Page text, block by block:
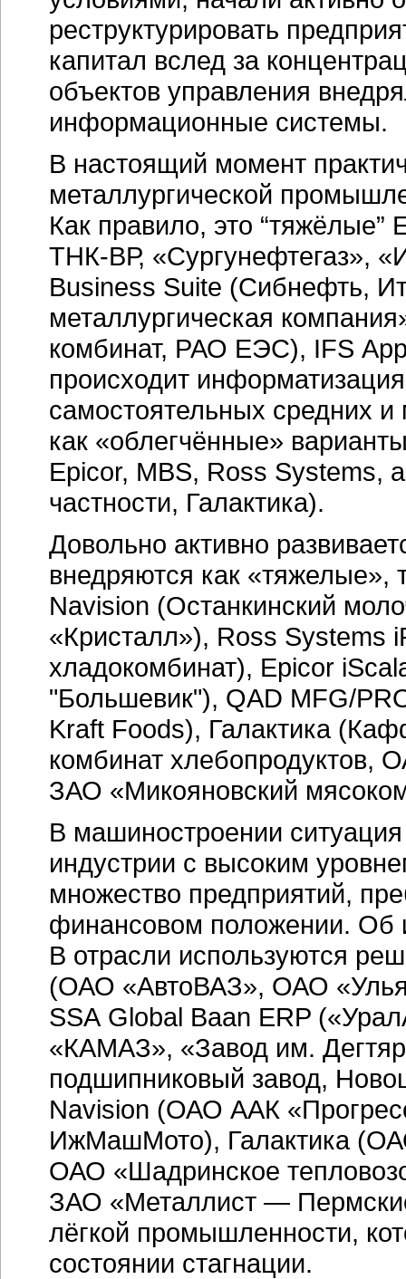
реструктурировать
капитал вслед за
объектов управления
информационные системы.
В настоящий момент
металлургической
Как правило, это
ТНК-ВР, «Сургунефтегаз»,
Business Suite (Сибнефть,
металлургическая
комбинат, РАО ЕЭС), IFS
происходит
самостоятельных средних
как «облегчённые»
Epicor, MBS, Ross Systems,
частности, Галактика).
Довольно активно
внедряются как «тяжелые»,
Navision (Останкинский
«Кристалл»), Ross Systems
хладокомбинат), Epicor
"Большевик"), QAD MFG/
Kraft Foods), Галактика
комбинат хлебопродуктов,
ЗАО «Микояновский
В машиностроении
индустрии с высоким
множество предприятий,
финансовом положении. Об
В отрасли используются
(ОАО «АвтоВАЗ», ОАО
SSA Global Baan ERP
«КАМАЗ», «Завод им.
подшипниковый завод,
Navision (ОАО ААК
ИжМашМото), Галактика
ОАО «Шадринское
ЗАО «Металлист —
лёгкой промышленности,
состоянии стагнации.